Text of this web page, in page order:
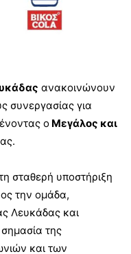
ανακοινώνουν
συνεργασίας για
ο Μεγάλος και
σταθερή υποστήριξη
την ομάδα,
Λευκάδας και
της
και των